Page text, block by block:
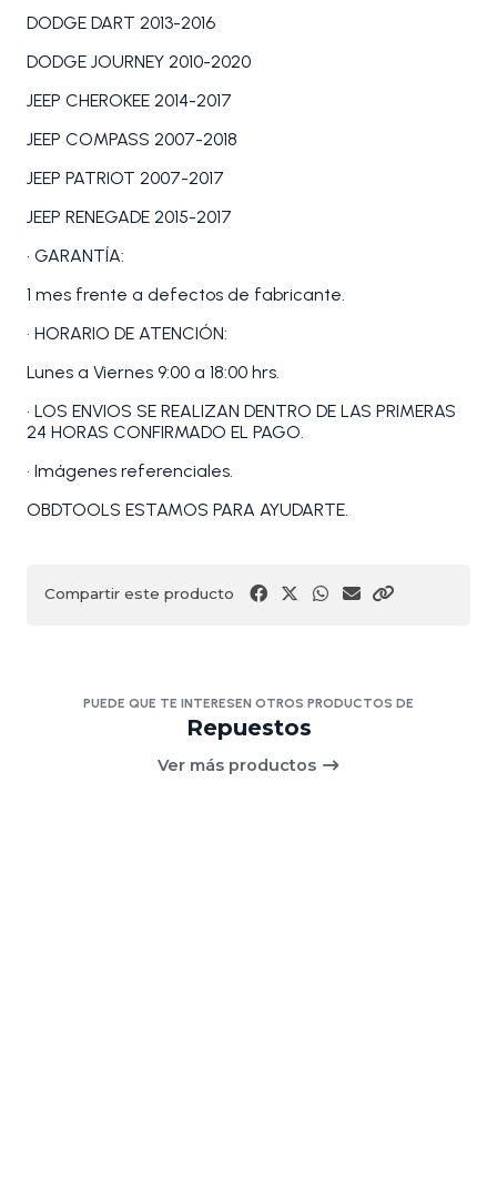
DODGE DART 2013-2016
DODGE JOURNEY 2010-2020
JEEP CHEROKEE 2014-2017
JEEP COMPASS 2007-2018
JEEP PATRIOT 2007-2017
JEEP RENEGADE 2015-2017
• GARANTÍA:
1 mes frente a defectos de fabricante.
• HORARIO DE ATENCIÓN:
Lunes a Viernes 9:00 a 18:00 hrs.
• LOS ENVIOS SE REALIZAN DENTRO DE LAS PRIMERAS
24 HORAS CONFIRMADO EL PAGO.
• Imágenes referenciales.
OBDTOOLS ESTAMOS PARA AYUDARTE.
Compartir este producto
PUEDE QUE TE INTERESEN OTROS PRODUCTOS DE
Repuestos
Ver más productos